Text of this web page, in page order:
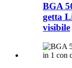
BGA
getta
visibile